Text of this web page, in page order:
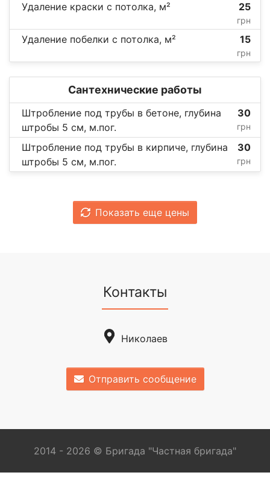
Удаление краски с потолка, м² 25
грн
Удаление побелки с потолка, м² 15
грн
Сантехнические работы
Штробление под трубы в бетоне, глубина
штробы 5 см, м.пог.
30
грн
Штробление под трубы в кирпиче, глубина
штробы 5 см, м.пог.
30
грн
Показать еще цены
Контакты
Николаев
Отправить сообщение
2014 - 2026 © Бригада "Частная бригада"